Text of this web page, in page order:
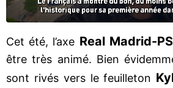
Cet été, l’axe Real Madrid-
être très animé. Bien
sont rivés vers le feuilleton